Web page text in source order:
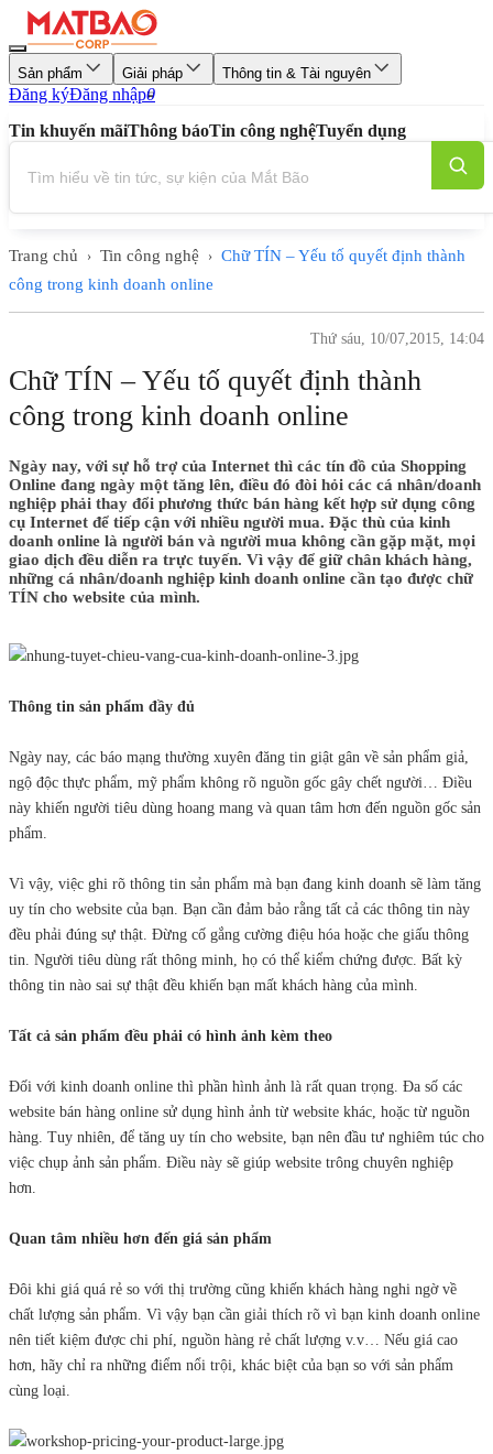
Sản phẩm Giải pháp Thông tin & Tài nguyên
Đăng kýĐăng nhập0
Tin khuyến mãiThông báoTin công nghệTuyển dụng
Trang chủ › Tin công nghệ › Chữ TÍN – Yếu tố quyết định thành
công trong kinh doanh online
Thứ sáu, 10/07,2015, 14:04
Chữ TÍN – Yếu tố quyết định thành
công trong kinh doanh online
Ngày nay, với sự hỗ trợ của Internet thì các tín đồ của Shopping
Online đang ngày một tăng lên, điều đó đòi hỏi các cá nhân/doanh
nghiệp phải thay đổi phương thức bán hàng kết hợp sử dụng công
cụ Internet để tiếp cận với nhiều người mua. Đặc thù của kinh
doanh online là người bán và người mua không cần gặp mặt, mọi
giao dịch đều diễn ra trực tuyến. Vì vậy để giữ chân khách hàng,
những cá nhân/doanh nghiệp kinh doanh online cần tạo được chữ
TÍN cho website của mình.
Thông tin sản phẩm đầy đủ
Ngày nay, các báo mạng thường xuyên đăng tin giật gân về sản phẩm giả,
ngộ độc thực phẩm, mỹ phẩm không rõ nguồn gốc gây chết người… Điều
này khiến người tiêu dùng hoang mang và quan tâm hơn đến nguồn gốc sản
phẩm.
Vì vậy, việc ghi rõ thông tin sản phẩm mà bạn đang kinh doanh sẽ làm tăng
uy tín cho website của bạn. Bạn cần đảm bảo rằng tất cả các thông tin này
đều phải đúng sự thật. Đừng cố gắng cường điệu hóa hoặc che giấu thông
tin. Người tiêu dùng rất thông minh, họ có thể kiểm chứng được. Bất kỳ
thông tin nào sai sự thật đều khiến bạn mất khách hàng của mình.
Tất cả sản phẩm đều phải có hình ảnh kèm theo
Đối với kinh doanh online thì phần hình ảnh là rất quan trọng. Đa số các
website bán hàng online sử dụng hình ảnh từ website khác, hoặc từ nguồn
hàng. Tuy nhiên, để tăng uy tín cho website, bạn nên đầu tư nghiêm túc cho
việc chụp ảnh sản phẩm. Điều này sẽ giúp website trông chuyên nghiệp
hơn.
Quan tâm nhiều hơn đến giá sản phẩm
Đôi khi giá quá rẻ so với thị trường cũng khiến khách hàng nghi ngờ về
chất lượng sản phẩm. Vì vậy bạn cần giải thích rõ vì bạn kinh doanh online
nên tiết kiệm được chi phí, nguồn hàng rẻ chất lượng v.v… Nếu giá cao
hơn, hãy chỉ ra những điểm nổi trội, khác biệt của bạn so với sản phẩm
cùng loại.